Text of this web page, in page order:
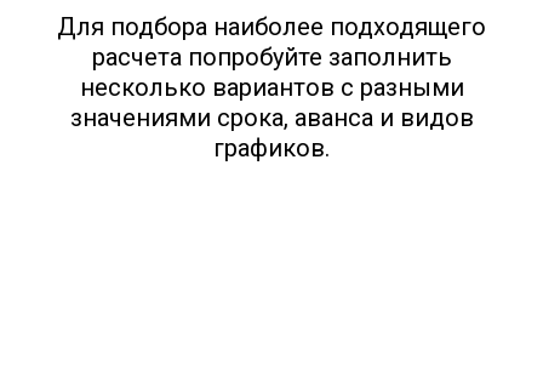
Для подбора наиболее подходящего
расчета попробуйте заполнить
несколько вариантов с разными
значениями срока, аванса и видов
графиков.